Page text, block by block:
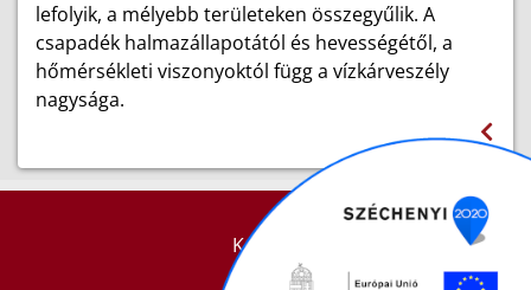
lefolyik, a mélyebb területeken összegyűlik. A
csapadék halmazállapotától és hevességétől, a
hőmérsékleti viszonyoktól függ a vízkárveszély
nagysága.
KAPCSOLAT